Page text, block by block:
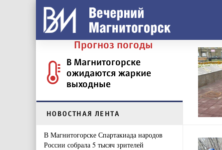
Прогноз погоды
В Магнитогорске
ожидаются жаркие
выходные
НОВОСТНАЯ ЛЕНТА
В Магнитогорске Спартакиада народов
России собрала 5 тысяч зрителей